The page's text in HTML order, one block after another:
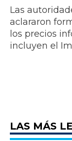
Las
aclararon
los precios
incluyen el
LAS MÁS